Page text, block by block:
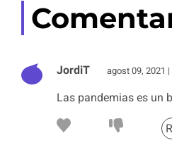
JordiT agost 09, 2021 |
Las pandemias es un